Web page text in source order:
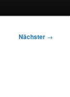
Nächster →